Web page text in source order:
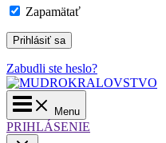
Zapamätať
Zabudli ste heslo?
Main
Menu
Menu
PRIHLÁSENIE